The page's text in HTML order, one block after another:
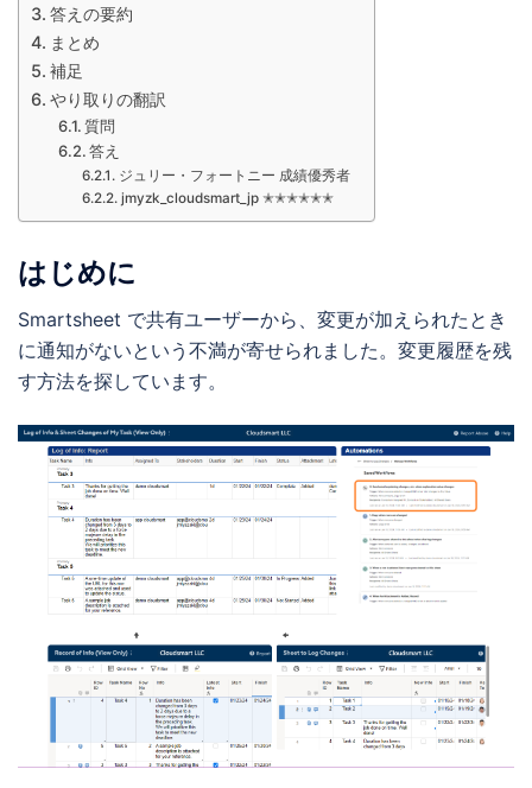
答えの要約
まとめ
補足
やり取りの翻訳
質問
答え
ジュリー・フォートニー 成績優秀者
jmyzk_cloudsmart_jp ✭✭✭✭✭✭
はじめに
Smartsheet で共有ユーザーから、変更が加えられたとき
に通知がないという不満が寄せられました。変更履歴を残
す方法を探しています。